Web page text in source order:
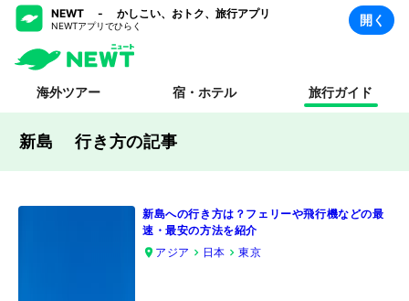
NEWT - かしこい、おトク、旅行アプリ
NEWTアプリでひらく 開く
海外ツアー 宿・ホテル 旅行ガイド
新島 行き方の記事
新島への行き方は？フェリーや飛行機などの最
速・最安の方法を紹介
アジア
日本 東京